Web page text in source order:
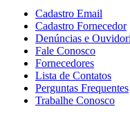
Cadastro Email
Cadastro Fornecedor
Denúncias e
Fale Conosco
Fornecedores
Lista de Contatos
Perguntas Frequentes
Trabalhe Conosco